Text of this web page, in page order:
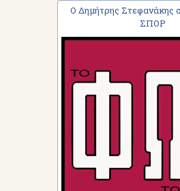
Ο Δημήτρης
ΣΠΟΡ